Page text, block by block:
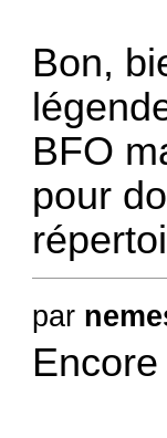
Bon,
BFO
pour
par